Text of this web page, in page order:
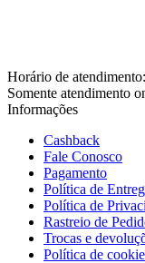
Horário de
Somente atendimento
Informações
Cashback
Fale Conosco
Pagamento
Política de
Política de
Rastreio de
Trocas e
Política de